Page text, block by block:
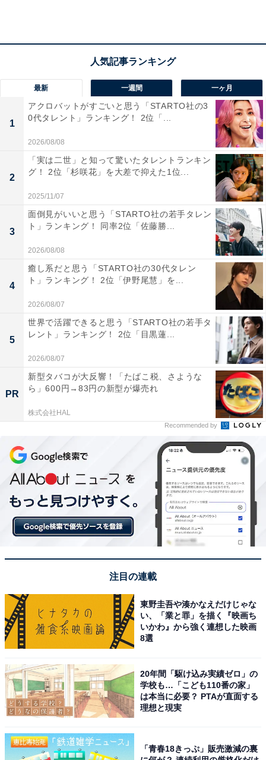
に実写化されるのか楽しみにしているという声がありま
また、視聴した人からは、「原作がうまく反映されてい
た」「楽しいかつ緊張感があったから」「ムズムズする
感じがすき」など、奥手な男女2人のもどかしい恋愛模
様がドラマでも感じられたというコメントもありまし
第2位：『親愛なる僕へ殺意をこめて』
第2位は、『週刊ヤングマガジン』（講談社）で連載中
の漫画『親愛なる僕へ殺意をこめて』でした。原作者は
井龍一（いのりゅうはじめ）さん、作画は伊藤翔太さん
です。
を背負う大学生の主人公、浦島エイジを山田涼介さんが
演じています。
ど謎が深まり、物語に引き込まれて続きがどんどん気に
最新 一週間 一ヶ月
1
アクロバットがすごいと思う「STARTO社の3
0代タレント」ランキング！ 2位「...
2026/08/08
2
「実は二世」と知って驚いたタレントランキン
グ！ 2位「杉咲花」を大差で抑えた1位...
2025/11/07
3
面倒見がいいと思う「STARTO社の若手タレン
ト」ランキング！ 同率2位「佐藤勝...
2026/08/08
4
癒し系だと思う「STARTO社の30代タレン
ト」ランキング！ 2位「伊野尾慧」を...
2026/08/07
5
世界で活躍できると思う「STARTO社の若手タ
レント」ランキング！ 2位「目黒蓮...
2026/08/07
PR
新型タバコが大反響！「たばこ税、さような
ら」600円→83円の新型が爆売れ
株式会社HAL
Recommended by
注目の連載
東野圭吾や湊かなえだけじゃな
い、「業と罪」を描く『映画ち
いかわ』から強く連想した映画
8選
20年間「駆け込み実績ゼロ」の
学校も…「こども110番の家」
は本当に必要？ PTAが直面する
理想と現実
「青春18きっぷ」販売激減の裏